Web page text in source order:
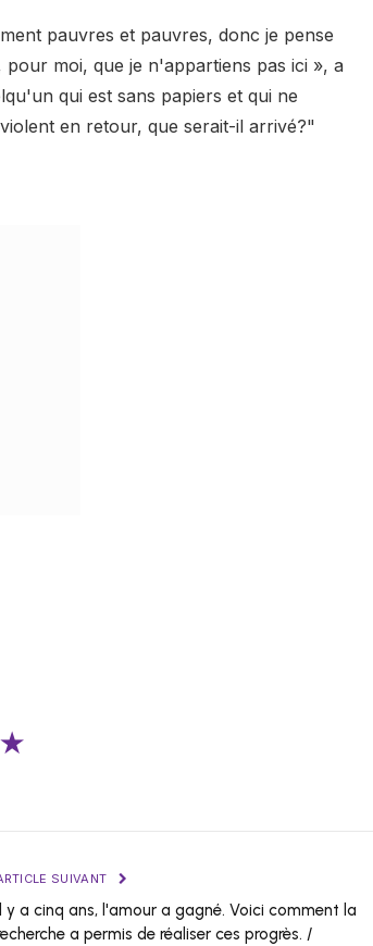
pauvres et pauvres, donc je pense
moi, que je n'appartiens pas ici », a
qui est sans papiers et qui ne
en retour, que serait-il arrivé?"
SUIVANT
y a cinq ans, l'amour a gagné. Voici comment la
a permis de réaliser ces progrès. /